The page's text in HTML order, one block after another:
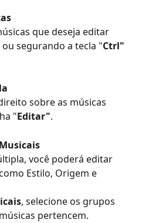
que deseja editar
segurando a tecla "Ctrl"
sobre as músicas
"Editar".
você poderá editar
Estilo, Origem e
, selecione os grupos
pertencem.